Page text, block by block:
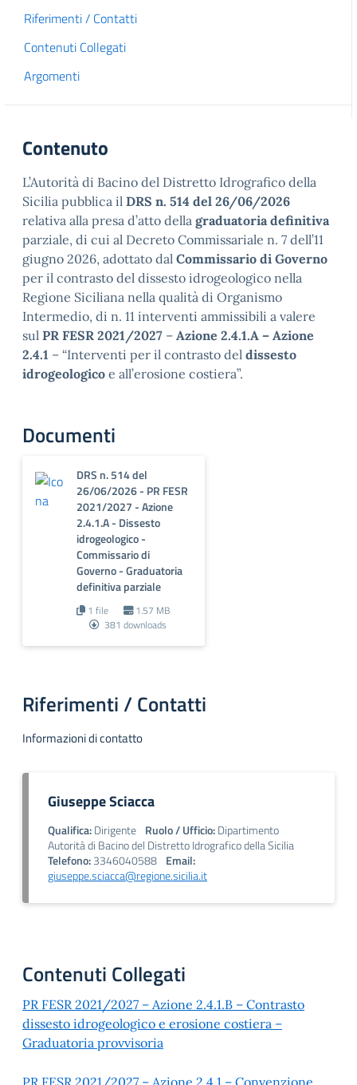
Riferimenti / Contatti
Contenuti Collegati
Argomenti
Contenuto
L’Autorità di Bacino del Distretto Idrografico della
Sicilia pubblica il DRS n. 514 del 26/06/2026
relativa alla presa d’atto della graduatoria definitiva
parziale, di cui al Decreto Commissariale n. 7 dell’11
giugno 2026, adottato dal Commissario di Governo
per il contrasto del dissesto idrogeologico nella
Regione Siciliana nella qualità di Organismo
Intermedio, di n. 11 interventi ammissibili a valere
sul PR FESR 2021/2027 – Azione 2.4.1.A – Azione
2.4.1 – “Interventi per il contrasto del dissesto
idrogeologico e all’erosione costiera”.
Documenti
DRS n. 514 del
26/06/2026 - PR FESR
2021/2027 - Azione
2.4.1.A - Dissesto
idrogeologico -
Commissario di
Governo - Graduatoria
definitiva parziale
1 file
1.57 MB
381 downloads
Riferimenti / Contatti
Informazioni di contatto
Giuseppe Sciacca
Qualifica:Dirigente Ruolo / Ufficio:Dipartimento
Autorità di Bacino del Distretto Idrografico della Sicilia
Telefono:3346040588 Email:
giuseppe.sciacca@regione.sicilia.it
Contenuti Collegati
PR FESR 2021/2027 – Azione 2.4.1.B – Contrasto
dissesto idrogeologico e erosione costiera –
Graduatoria provvisoria
PR FESR 2021/2027 – Azione 2.4.1 – Convenzione